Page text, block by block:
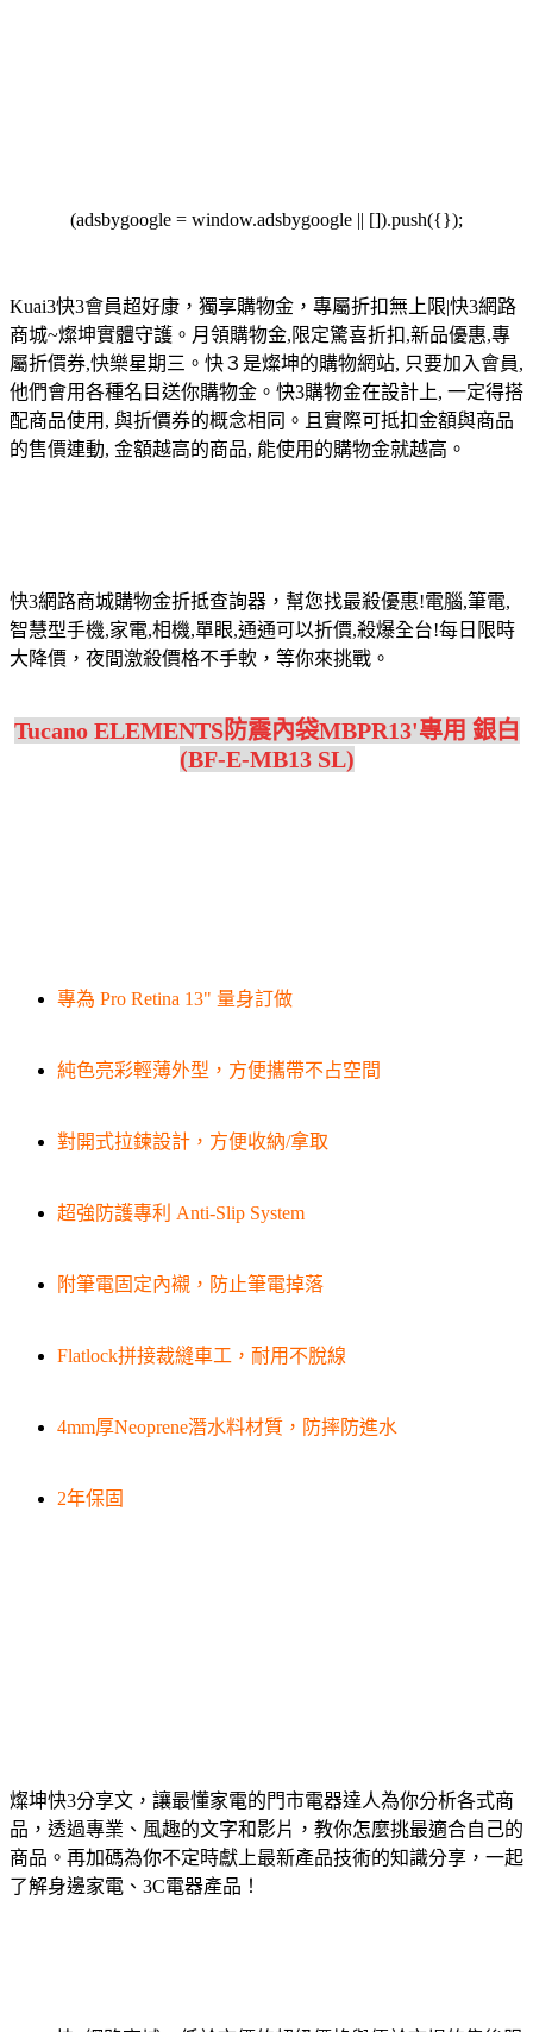
(adsbygoogle = window.adsbygoogle || []).push({});
Kuai3快3會員超好康，獨享購物金，專屬折扣無上限|快3網路
商城~燦坤實體守護。月領購物金,限定驚喜折扣,新品優惠,專
屬折價券,快樂星期三。快３是燦坤的購物網站, 只要加入會員,
他們會用各種名目送你購物金。快3購物金在設計上, 一定得搭
配商品使用, 與折價券的概念相同。且實際可抵扣金額與商品
的售價連動, 金額越高的商品, 能使用的購物金就越高。
快3網路商城購物金折抵查詢器，幫您找最殺優惠!電腦,筆電,
智慧型手機,家電,相機,單眼,通通可以折價,殺爆全台!每日限時
大降價，夜間激殺價格不手軟，等你來挑戰。
Tucano ELEMENTS防震內袋MBPR13'專用 銀白
(BF-E-MB13 SL)
專為 Pro Retina 13" 量身訂做
純色亮彩輕薄外型，方便攜帶不占空間
對開式拉鍊設計，方便收納/拿取
超強防護專利 Anti-Slip System
附筆電固定內襯，防止筆電掉落
Flatlock拼接裁縫車工，耐用不脫線
4mm厚Neoprene潛水料材質，防摔防進水
2年保固
燦坤快3分享文，讓最懂家電的門市電器達人為你分析各式商
品，透過專業、風趣的文字和影片，教你怎麼挑最適合自己的
商品。再加碼為你不定時獻上最新產品技術的知識分享，一起
了解身邊家電、3C電器產品！